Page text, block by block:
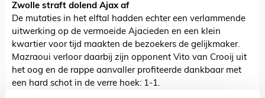
Zwolle straft dolend Ajax af
De mutaties in het elftal hadden echter een verlammende
uitwerking op de vermoeide Ajacieden en een klein
kwartier voor tijd maakten de bezoekers de gelijkmaker.
Mazraoui verloor daarbij zijn opponent Vito van Crooij uit
het oog en de rappe aanvaller profiteerde dankbaar met
een hard schot in de verre hoek: 1-1.